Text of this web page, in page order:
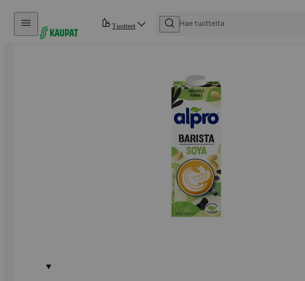
Hyppää sisältöön
Tuotteet